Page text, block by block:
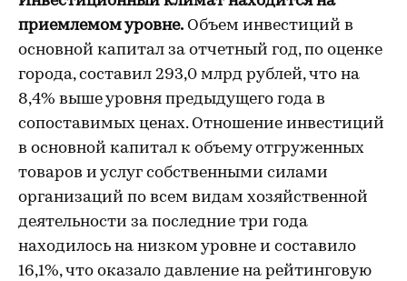
приемлемом уровне. Объем инвестиций в
основной капитал за отчетный год, по оценке
города, составил 293,0 млрд рублей, что на
8,4% выше уровня предыдущего года в
сопоставимых ценах. Отношение инвестиций
в основной капитал к объему отгруженных
товаров и услуг собственными силами
организаций по всем видам хозяйственной
деятельности за последние три года
находилось на низком уровне и составило
16,1%, что оказало давление на рейтинговую